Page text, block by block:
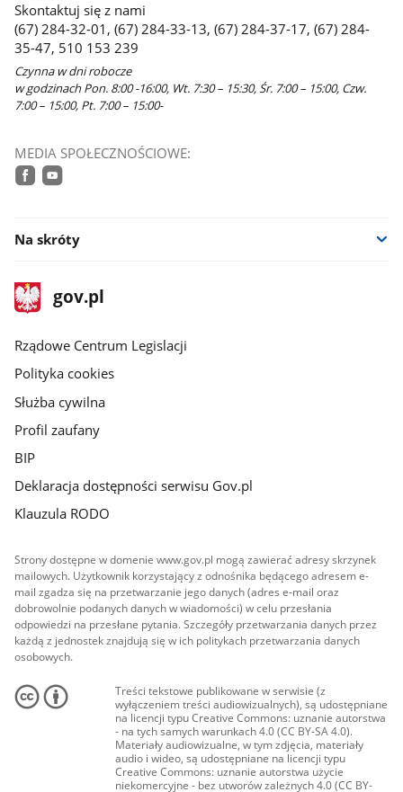
nowym
oknie
Skontaktuj się z nami
(67) 284-32-01, (67) 284-33-13, (67) 284-37-17, (67) 284-
35-47, 510 153 239
Czynna w dni robocze
w godzinach Pon. 8:00 -16:00, Wt. 7:30 – 15:30, Śr. 7:00 – 15:00, Czw.
7:00 – 15:00, Pt. 7:00 – 15:00-
MEDIA SPOŁECZNOŚCIOWE:
Na skróty
stopka
gov.plStrona
gov.pl
Rządowe Centrum Legislacji
Polityka cookies
Służba cywilna
Profil zaufany
BIP
Deklaracja dostępności serwisu Gov.pl
Klauzula RODO
Strony dostępne w domenie www.gov.pl mogą zawierać adresy skrzynek
mailowych. Użytkownik korzystający z odnośnika będącego adresem e-
mail zgadza się na przetwarzanie jego danych (adres e-mail oraz
dobrowolnie podanych danych w wiadomości) w celu przesłania
odpowiedzi na przesłane pytania. Szczegóły przetwarzania danych przez
każdą z jednostek znajdują się w ich politykach przetwarzania danych
osobowych.
Treści tekstowe publikowane w serwisie (z
wyłączeniem treści audiowizualnych), są udostępniane
na licencji typu Creative Commons: uznanie autorstwa
- na tych samych warunkach 4.0 (CC BY-SA 4.0).
Materiały audiowizualne, w tym zdjęcia, materiały
audio i wideo, są udostępniane na licencji typu
Creative Commons: uznanie autorstwa użycie
niekomercyjne - bez utworów zależnych 4.0 (CC BY-